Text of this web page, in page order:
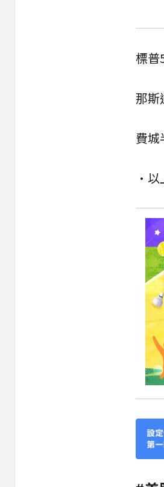
標普
那斯
費城
•以